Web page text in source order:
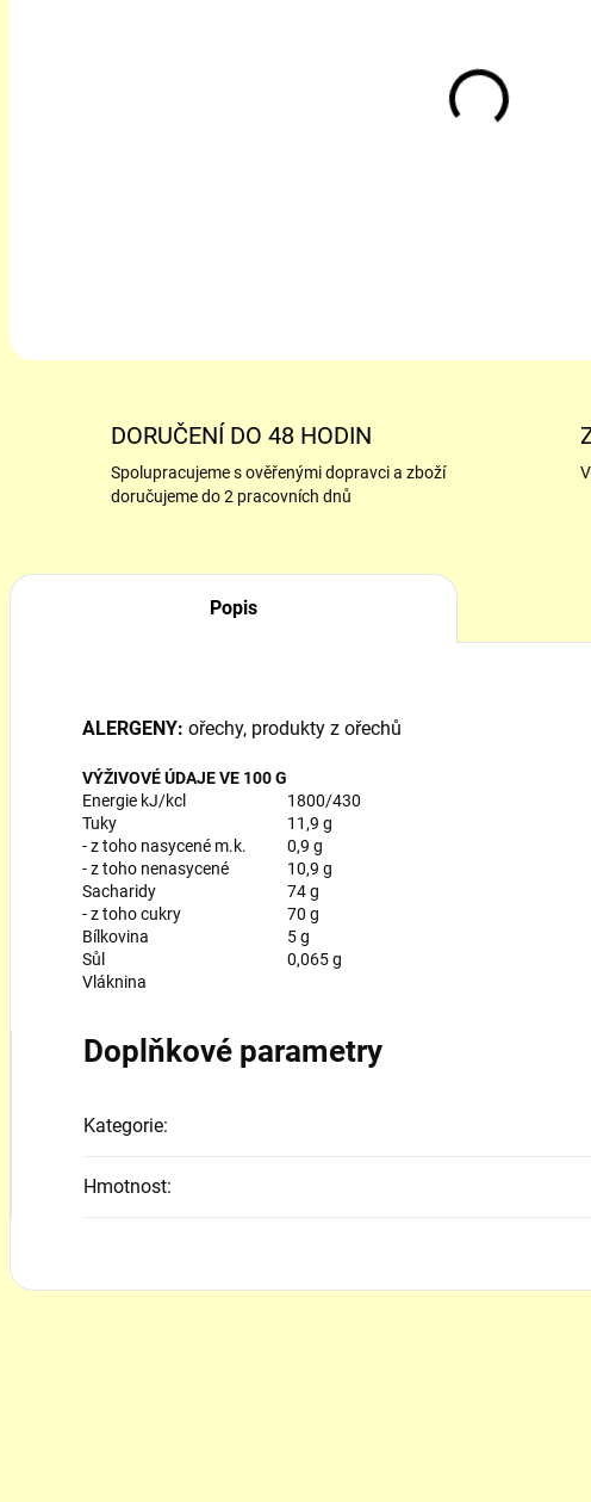
Kvalitní
DORUČENÍ DO 48 HODIN
Spolupracujeme s ověřenými dopravci a zboží
doručujeme do 2 pracovních dnů
Popis
ALERGENY: ořechy, produkty z ořechů
VÝŽIVOVÉ ÚDAJE VE 100 G
Energie kJ/kcl
1800/430
Tuky
11,9 g
- z toho nasycené m.k.
0,9 g
- z toho nenasycené
10,9 g
Sacharidy
74 g
- z toho cukry
70 g
Bílkovina
5 g
Sůl
0,065 g
Vláknina
Doplňkové parametry
Kategorie:
Hmotnost: